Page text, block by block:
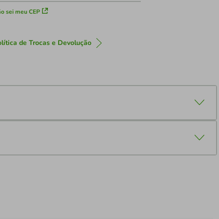
sei meu CEP
de Trocas e Devolução